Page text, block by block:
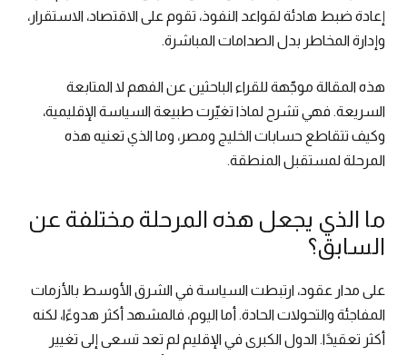
إعادة ضبط هادئة لقواعد النفوذ، تقوم على الاقتصاد، الاستقرار،
وإدارة المخاطر بدل الصدامات المباشرة.
هذه المقالة موجّهة للقراء الباحثين عن الفهم لا المتابعة
السريعة. فهي تشرح لماذا تغيّرت طبيعة السياسة الإقليمية،
وكيف تتقاطع حسابات الخليج ومصر، وما الذي تعنيه هذه
المرحلة لمستقبل المنطقة.
ما الذي يجعل هذه المرحلة مختلفة عن
السابق؟
على مدار عقود، ارتبطت السياسة في الشرق الأوسط بالأزمات
المفاجئة والتحولات الحادة. أما اليوم، فالمشهد أكثر هدوءًا، لكنه
أكثر تعقيدًا. الدول الكبرى في الإقليم لم تعد تسعى إلى تغيير